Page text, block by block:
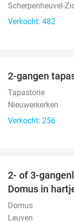
Scherpenheuvel-
Verkocht: 482
2-gangen
Tapastorie
Nieuwerkerken
Verkocht: 256
2- of 3-
Domus in
Domus
Leuven